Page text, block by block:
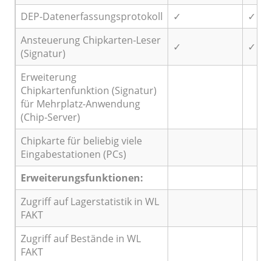
DEP-Datenerfassungsprotokoll ✓
✓
Ansteuerung Chipkarten-Leser
(Signatur)
✓ ✓
Erweiterung
Chipkartenfunktion (Signatur)
für Mehrplatz-Anwendung
(Chip-Server)
Chipkarte für beliebig viele
Eingabestationen (PCs)
Erweiterungsfunktionen:
Zugriff auf Lagerstatistik in WL
FAKT
Zugriff auf Bestände in WL
FAKT